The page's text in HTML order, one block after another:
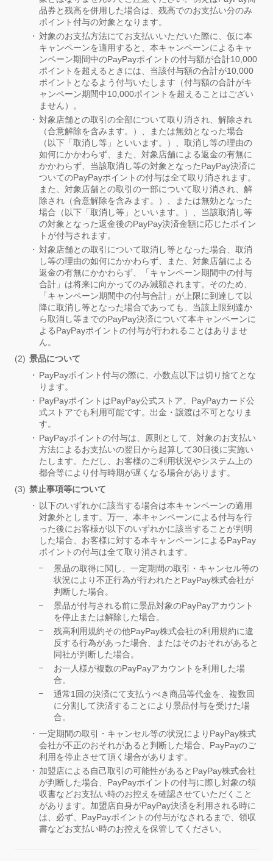
品券と残高を併用した場合は、残高でのお支払い分のみ
ポイント付与の対象となります。
対象のお支払方法にてお支払いいただいた際に、仮に本
キャンペーンを適用すると、本キャンペーンによるキャ
ンペーン期間中のPayPayポイントの付与額が合計10,000
ポイントを超えるときには、当該付与額の合計が10,000
ポイントとなるよう付与いたします（付与額の合計がキ
ャンペーン期間中10,000ポイントを超えることはござい
ません）。
対象店舗との取引の全部について取り消され、解除され
（合意解除を含みます。）、または無効となった場合
（以下「取消し等」といいます。）、取消し等の理由の
如何にかかわらず、また、対象店舗による返金の有無に
かかわらず、当該取消し等の対象となったPayPay決済に
ついてのPayPayポイントの付与は全て取り消されます。
また、対象店舗との取引の一部について取り消され、解
除され（合意解除を含みます。）、または無効となった
場合（以下「取消し等」といいます。）、当該取消し等
の対象となった返金後のPayPay決済金額に応じたポイン
トが付与されます。
対象店舗との取引について取消し等となった場合、取消
し等の理由の如何にかかわらず、また、対象店舗による
返金の有無にかかわらず、「キャンペーン期間中の付与
合計」は将来に向かってのみ減額されます。そのため、
「キャンペーン期間中の付与合計」が上限に到達して以
降に取消し等となった場合であっても、当該上限到達か
ら取消し等までのPayPay決済について本キャンペーンに
よるPayPayポイントの付与が行われることはありませ
ん。
景品について
PayPayポイント付与の際に、小数点以下は切り捨てとな
ります。
PayPayポイントはPayPay公式ストア、PayPayカード公
式ストアでも利用可能です。出金・譲渡は不可となりま
す。
PayPayポイントの付与は、原則として、対象のお支払い
方法によるお支払いの翌日から起算して30日後に実施い
たします。ただし、お客様のご利用状況やシステム上の
都合等により付与時期が遅くなる場合があります。
禁止事項等について
以下のいずれかに該当する場合は本キャンペーンの適用
対象外とします。万一、本キャンペーンによる付与を行
った後にお客様が以下のいずれかに該当することが判明
した場合、お客様に対する本キャンペーンによるPayPay
ポイントの付与は全て取り消されます。
景品の取得に関し、一定期間の取引・キャンセル等の
状況により不正行為が行われたとPayPay株式会社が
判断した場合。
景品が付与される前に景品対象のPayPayアカウント
を停止または解除した場合。
残高利用規約その他PayPay株式会社の利用規約に違
反する行為があった場合、またはそのおそれがあると
同社が判断した場合。
お一人様が複数のPayPayアカウントを利用した場
合。
通常1回の決済にて支払うべき商品等代金を、複数回
に分割して決済することにより景品付与を受けた場
合。
一定期間の取引・キャンセル等の状況によりPayPay株式
会社が不正のおそれがあると判断した場合、PayPayのご
利用を停止させて頂く場合があります。
加盟店による自己取引の可能性があるとPayPay株式会社
が判断した場合、PayPayポイントの付与に際し対象の領
収書などお支払い時のお控えを確認させていただくこと
があります。加盟店自身がPayPay決済を利用される時に
は、必ず、PayPayポイントの付与がなされるまで、領収
書などお支払い時のお控えを保管してください。